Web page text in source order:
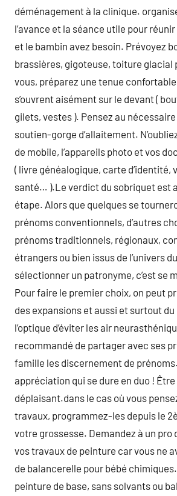
déménagement à la clinique.
l’avance et la séance utile pour
et le bambin avez besoin. Prévoyez
brassières, gigoteuse, toiture glacial
vous, préparez une tenue
s’ouvrent aisément sur le devant (
gilets, vestes ). Pensez au
soutien-gorge d’allaitement.
de mobile, l’appareils photo et vos
( livre généalogique, carte d’identité,
santé… ).Le verdict du sobriquet est
étape. Alors que quelques se
prénoms conventionnels, d’autres
prénoms traditionnels, régionaux,
étrangers ou bien issus de l’univers
sélectionner un patronyme, c’est se
Pour faire le premier choix, on peut
des expansions et aussi et surtout
l’optique d’éviter les air
recommandé de partager avec ses
famille les discernement de prénoms.
appréciation qui se dure en duo !
déplaisant.dans le cas où vous
travaux, programmez-les depuis le
votre grossesse. Demandez à un pro
vos travaux de peinture car vous ne
de balancerelle pour bébé chimiques.
peinture de base, sans solvants ou